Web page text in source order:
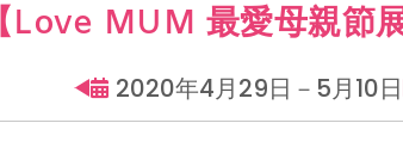
【Love MUM 最愛母親節展
2020年4月29日－5月10日